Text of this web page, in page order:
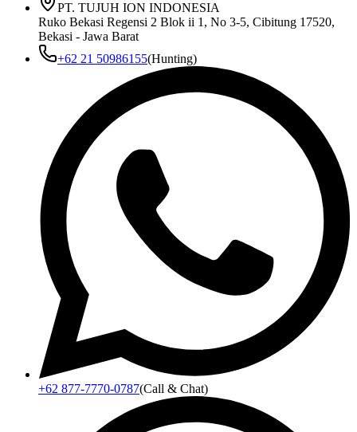
PT. TUJUH ION INDONESIA
Ruko Bekasi Regensi 2 Blok ii 1, No 3-5, Cibitung 17520,
Bekasi - Jawa Barat
+62 21 50986155(Hunting)
+62 877-7770-0787(Call & Chat)